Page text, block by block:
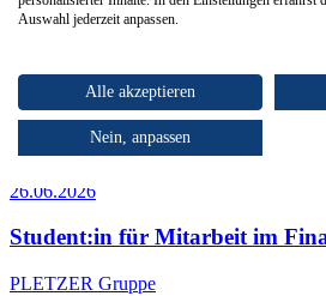
Pletzer Anton GmbH
26.06.2026
Student:in für Mitarbeit im
PLETZER Gruppe
Auswahl jederzeit anpassen.
Alle akzeptieren
Nein, anpassen